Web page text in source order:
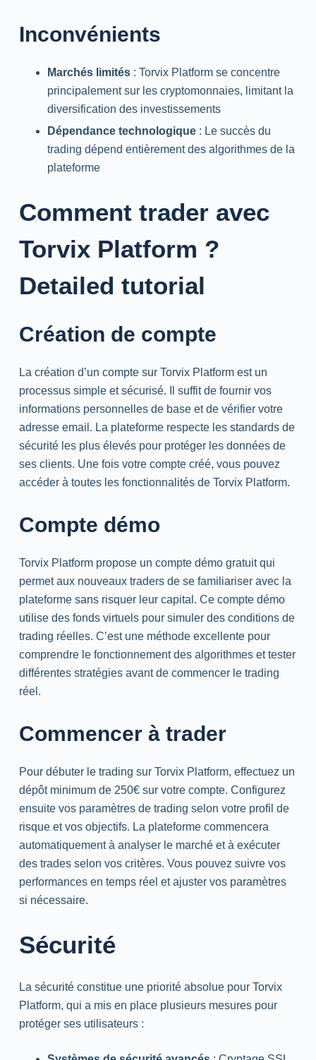
Inconvénients
Marchés limités: Torvix Platform se concentre
principalement sur les cryptomonnaies, limitant la
diversification des investissements
Dépendance technologique: Le succès du
trading dépend entièrement des algorithmes de la
plateforme
Comment trader avec
Torvix Platform ?
Detailed tutorial
Création de compte
La création d’un compte sur Torvix Platform est un
processus simple et sécurisé. Il suffit de fournir vos
informations personnelles de base et de vérifier votre
adresse email. La plateforme respecte les standards de
sécurité les plus élevés pour protéger les données de
ses clients. Une fois votre compte créé, vous pouvez
accéder à toutes les fonctionnalités de Torvix Platform.
Compte démo
Torvix Platform propose un compte démo gratuit qui
permet aux nouveaux traders de se familiariser avec la
plateforme sans risquer leur capital. Ce compte démo
utilise des fonds virtuels pour simuler des conditions de
trading réelles. C’est une méthode excellente pour
comprendre le fonctionnement des algorithmes et tester
différentes stratégies avant de commencer le trading
réel.
Commencer à trader
Pour débuter le trading sur Torvix Platform, effectuez un
dépôt minimum de 250€ sur votre compte. Configurez
ensuite vos paramètres de trading selon votre profil de
risque et vos objectifs. La plateforme commencera
automatiquement à analyser le marché et à exécuter
des trades selon vos critères. Vous pouvez suivre vos
performances en temps réel et ajuster vos paramètres
si nécessaire.
Sécurité
La sécurité constitue une priorité absolue pour Torvix
Platform, qui a mis en place plusieurs mesures pour
protéger ses utilisateurs :